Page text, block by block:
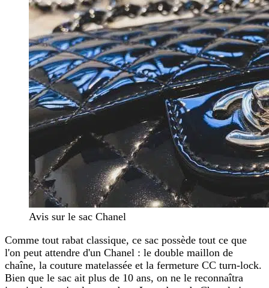
Avis sur le sac Chanel
Comme tout rabat classique, ce sac possède tout ce que
l'on peut attendre d'un Chanel : le double maillon de
chaîne, la couture matelassée et la fermeture CC turn-lock.
Bien que le sac ait plus de 10 ans, on ne le reconnaîtra